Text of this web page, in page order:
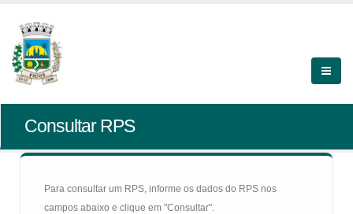
Consultar RPS
Para consultar um RPS, informe os dados do RPS nos
campos abaixo e clique em "Consultar".